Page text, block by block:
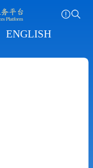
ENGLISH